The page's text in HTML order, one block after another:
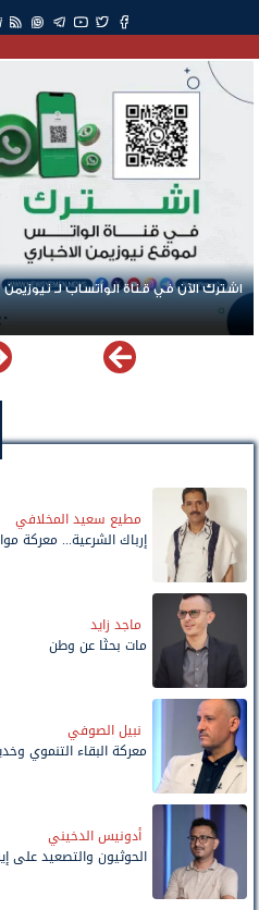
اشترك الآن في قناة الواتساب لـ نيوزيمن
مطيع سعيد المخلافي
إرباك الشرعية... معركة
ماجد زايد
مات بحثًا عن وطن
نبيل الصوفي
معركة البقاء التنموي
أدونيس الدخيني
الحوثيون والتصعيد على